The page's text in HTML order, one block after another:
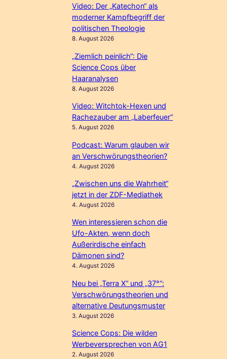
Video: Der „Katechon“ als
moderner Kampfbegriff der
politischen Theologie
8. August 2026
„Ziemlich peinlich“: Die
Science Cops über
Haaranalysen
8. August 2026
Video: Witchtok-Hexen und
Rachezauber am „Laberfeuer“
5. August 2026
Podcast: Warum glauben wir
an Verschwörungstheorien?
4. August 2026
„Zwischen uns die Wahrheit“
jetzt in der ZDF-Mediathek
4. August 2026
Wen interessieren schon die
Ufo-Akten, wenn doch
Außerirdische einfach
Dämonen sind?
4. August 2026
Neu bei „Terra X“ und „37°“:
Verschwörungstheorien und
alternative Deutungsmuster
3. August 2026
Science Cops: Die wilden
Werbeversprechen von AG1
2. August 2026